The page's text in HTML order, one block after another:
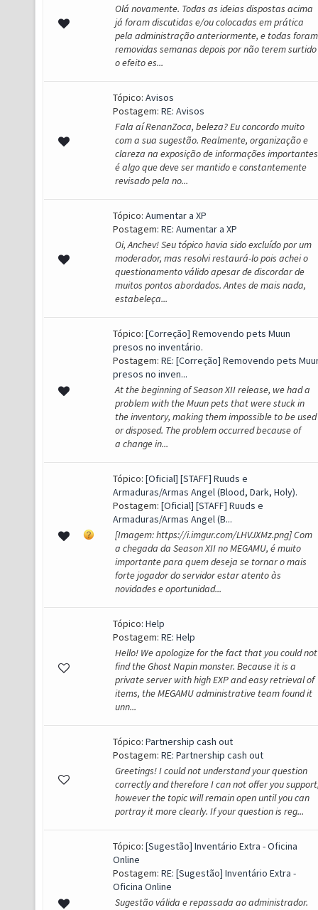
Olá novamente. Todas as ideias dispostas acima
já foram discutidas e/ou colocadas em prática
pela administração anteriormente, e todas foram
removidas semanas depois por não terem surtido
o efeito es...
Tópico: Avisos
Postagem: RE: Avisos
Fala aí RenanZoca, beleza? Eu concordo muito
com a sua sugestão. Realmente, organização e
clareza na exposição de informações importantes
é algo que deve ser mantido e constantemente
revisado pela no...
Tópico: Aumentar a XP
Postagem: RE: Aumentar a XP
Oi, Anchev! Seu tópico havia sido excluído por um
moderador, mas resolvi restaurá-lo pois achei o
questionamento válido apesar de discordar de
muitos pontos abordados. Antes de mais nada,
estabeleça...
Tópico: [Correção] Removendo pets Muun
presos no inventário.
Postagem: RE: [Correção] Removendo pets
presos no inven...
At the beginning of Season XII release, we had a
problem with the Muun pets that were stuck in
the inventory, making them impossible to be used
or disposed. The problem occurred because of
a change in...
Tópico: [Oficial] [STAFF] Ruuds e
Armaduras/Armas Angel (Blood, Dark, Holy).
Postagem: [Oficial] [STAFF] Ruuds e
Armaduras/Armas Angel (B...
[Imagem: https://i.imgur.com/LHVJXMz.png] Com
a chegada da Season XII no MEGAMU, é muito
importante para quem deseja se tornar o mais
forte jogador do servidor estar atento às
novidades e oportunidad...
Tópico: Help
Postagem: RE: Help
Hello! We apologize for the fact that you could not
find the Ghost Napin monster. Because it is a
private server with high EXP and easy retrieval of
items, the MEGAMU administrative team found it
unn...
Tópico: Partnership cash out
Postagem: RE: Partnership cash out
Greetings! I could not understand your question
correctly and therefore I can not offer you
however the topic will remain open until you can
portray it more clearly. If your question is reg...
Tópico: [Sugestão] Inventário Extra - Oficina
Online
Postagem: RE: [Sugestão] Inventário Extra -
Oficina Online
Sugestão válida e repassada ao administrador.